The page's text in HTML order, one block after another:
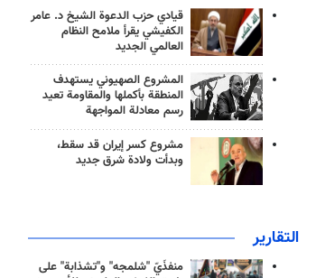
قيادي حزب الدعوة الشيخ د. عامر
الكفيشي يقرأ ملامح النظام
العالمي الجديد
المشروع الصهيوني يستهدف
المنطقة بأكملها والمقاومة تعيد
رسم معادلة المواجهة
مشروع كسر إيران قد سقط،
وبدأت ولادة شرق جديد
التقارير
منفذَيّ "شلمجه" و"تشذابة" على